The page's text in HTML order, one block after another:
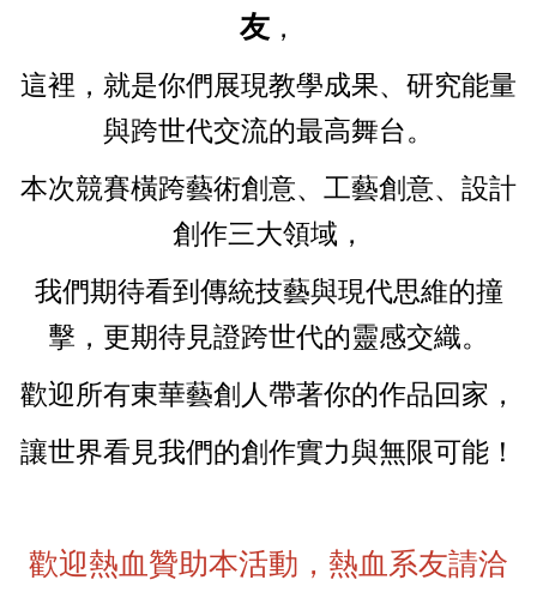
友 ，
這裡，就是你們展現教學成果、研究能量
與跨世代交流的最高舞台。
本次競賽橫跨藝術創意、工藝創意、設計
創作三大領域，
我們期待看到傳統技藝與現代思維的撞
擊，更期待見證跨世代的靈感交織。
歡迎所有東華藝創人帶著你的作品回家，
讓世界看見我們的創作實力與無限可能！
歡迎熱血贊助本活動，熱血系友請洽